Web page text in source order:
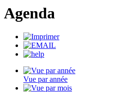
Agenda
Vue par année